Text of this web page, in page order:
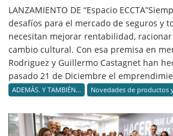
LANZAMIENTO DE “Espacio
desafíos para el mercado de seguros y
necesitan mejorar rentabilidad,
cambio cultural. Con esa premisa en
Rodriguez y Guillermo Castagnet han
pasado 21 de Diciembre el
ADEMÁS. Y TAMBIÉN... Novedades de productos